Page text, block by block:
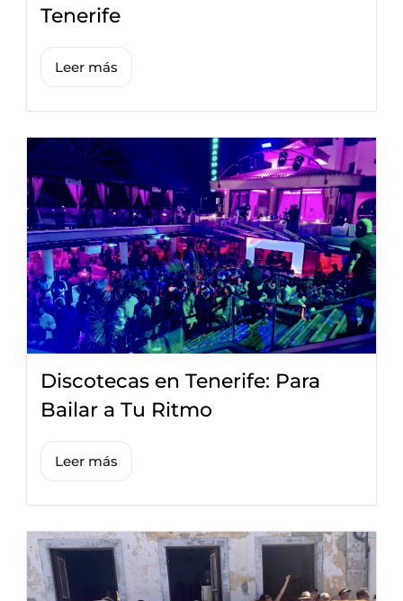
Tenerife
Leer más
Discotecas en Tenerife: Para
Bailar a Tu Ritmo
Leer más